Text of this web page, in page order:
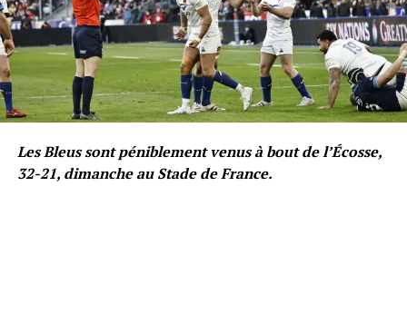
Les Bleus sont péniblement venus à bout de l’Écosse,
32-21, dimanche au Stade de France.